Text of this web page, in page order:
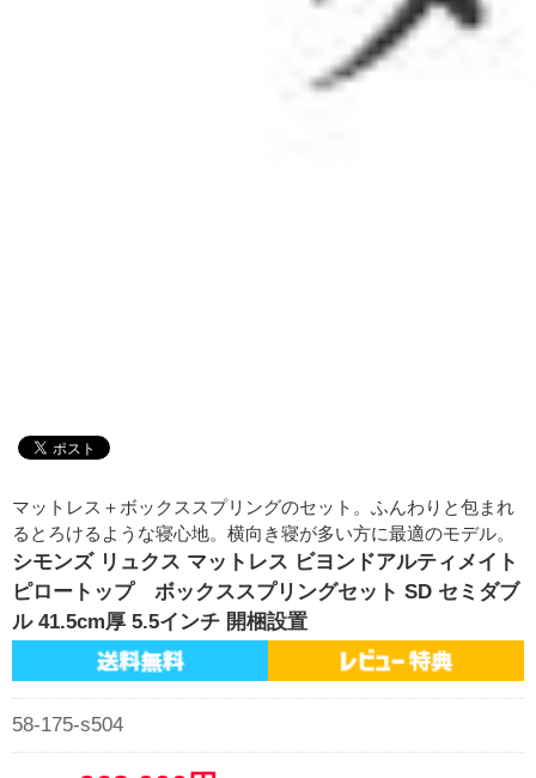
マットレス＋ボックススプリングのセット。ふんわりと包まれ
るとろけるような寝心地。横向き寝が多い方に最適のモデル。
シモンズ リュクス マットレス ビヨンドアルティメイト
ピロートップ ボックススプリングセット SD セミダブ
ル 41.5cm厚 5.5インチ 開梱設置
58-175-s504